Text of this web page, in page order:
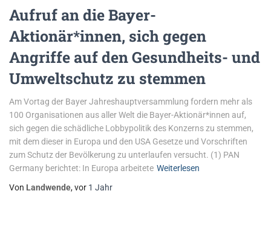
Aufruf an die Bayer-
Aktionär*innen, sich gegen
Angriffe auf den Gesundheits- und
Umweltschutz zu stemmen
Am Vortag der Bayer Jahreshauptversammlung fordern mehr als
100 Organisationen aus aller Welt die Bayer-Aktionär*innen auf,
sich gegen die schädliche Lobbypolitik des Konzerns zu stemmen,
mit dem dieser in Europa und den USA Gesetze und Vorschriften
zum Schutz der Bevölkerung zu unterlaufen versucht. (1) PAN
Germany berichtet: In Europa arbeitete Weiterlesen
Von Landwende, vor 1 Jahr